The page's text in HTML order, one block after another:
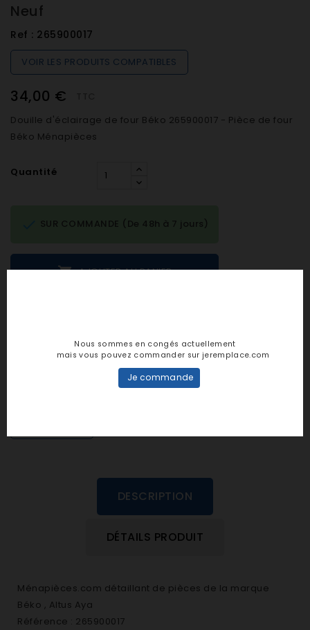
Neuf
Ref : 265900017
VOIR LES PRODUITS COMPATIBLES
34,00 €
Douille d'éclairage de four Béko 265900017 - Pièce de four
Béko Ménapièces
Quantité
 AJOUTER AU PANIER
SUR COMMANDE (De 48h à 7 jours)
personne n'a encore posté d'avis
DESCRIPTION
DÉTAILS PRODUIT
Ménapièces.com détaillant de pièces de la marque
Béko , Altus Aya
Référence : 265900017
Nous sommes en congés actuellement
mais vous pouvez commander sur jeremplace.com
Je commande